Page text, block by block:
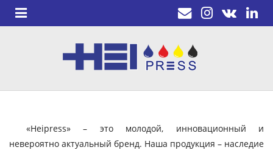
«Heipress» – это молодой, инновационный и
невероятно актуальный бренд. Наша продукция – наследие